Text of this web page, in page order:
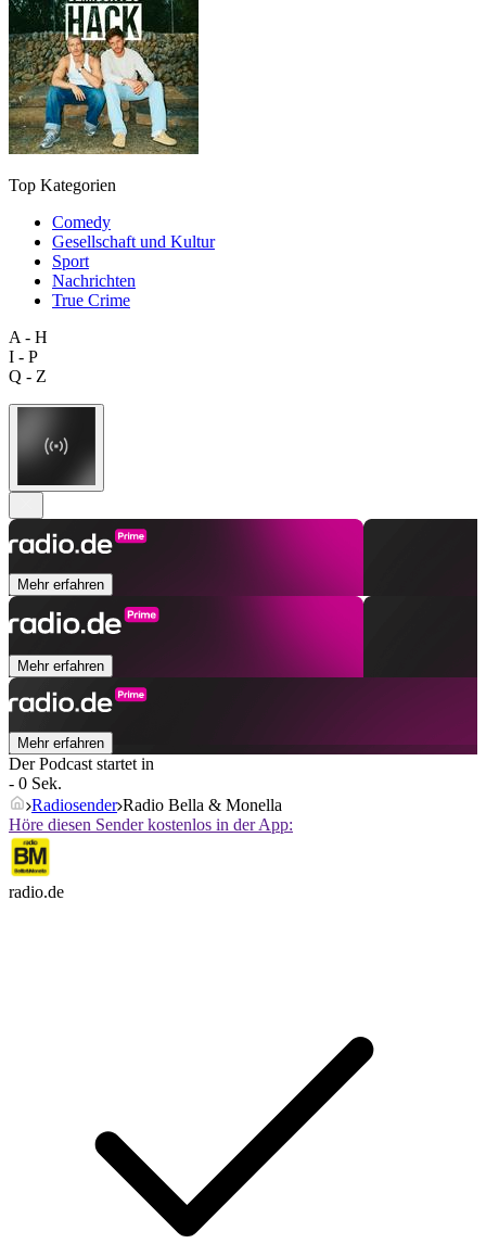
Top Kategorien
Comedy
Gesellschaft und Kultur
Sport
Nachrichten
True Crime
A - H
I - P
Q - Z
Mehr erfahren
Mehr erfahren
Mehr erfahren
Der Podcast startet in
- 0 Sek.
Radiosender Radio Bella & Monella
Höre diesen Sender kostenlos in der App:
radio.de